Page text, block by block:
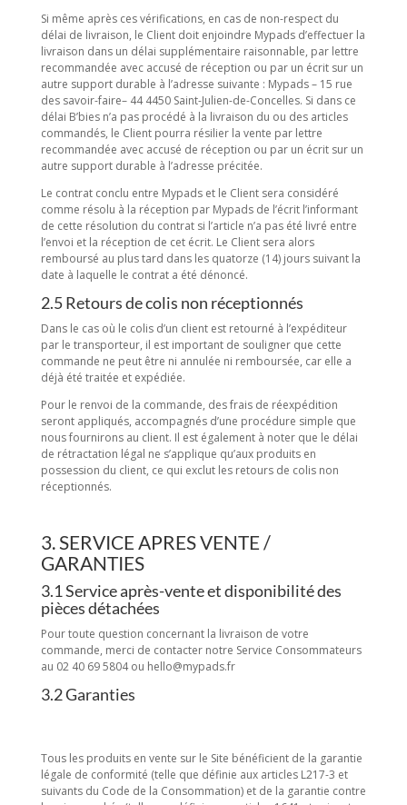
Si même après ces vérifications, en cas de non-respect du
délai de livraison, le Client doit enjoindre Mypads d’effectuer la
livraison dans un délai supplémentaire raisonnable, par lettre
recommandée avec accusé de réception ou par un écrit sur un
autre support durable à l’adresse suivante : Mypads – 15 rue
des savoir-faire– 44 4450 Saint-Julien-de-Concelles. Si dans ce
délai B’bies n’a pas procédé à la livraison du ou des articles
commandés, le Client pourra résilier la vente par lettre
recommandée avec accusé de réception ou par un écrit sur un
autre support durable à l’adresse précitée.
Le contrat conclu entre Mypads et le Client sera considéré
comme résolu à la réception par Mypads de l’écrit l’informant
de cette résolution du contrat si l’article n’a pas été livré entre
l’envoi et la réception de cet écrit. Le Client sera alors
remboursé au plus tard dans les quatorze (14) jours suivant la
date à laquelle le contrat a été dénoncé.
2.5 Retours de colis non réceptionnés
Dans le cas où le colis d’un client est retourné à l’expéditeur
par le transporteur, il est important de souligner que cette
commande ne peut être ni annulée ni remboursée, car elle a
déjà été traitée et expédiée.
Pour le renvoi de la commande, des frais de réexpédition
seront appliqués, accompagnés d’une procédure simple que
nous fournirons au client. Il est également à noter que le délai
de rétractation légal ne s’applique qu’aux produits en
possession du client, ce qui exclut les retours de colis non
réceptionnés.
3. SERVICE APRES VENTE /
GARANTIES
3.1 Service après-vente et disponibilité des
pièces détachées
Pour toute question concernant la livraison de votre
commande, merci de contacter notre Service Consommateurs
au 02 40 69 5804 ou hello@mypads.fr
3.2 Garanties
Tous les produits en vente sur le Site bénéficient de la garantie
légale de conformité (telle que définie aux articles L217-3 et
suivants du Code de la Consommation) et de la garantie contre